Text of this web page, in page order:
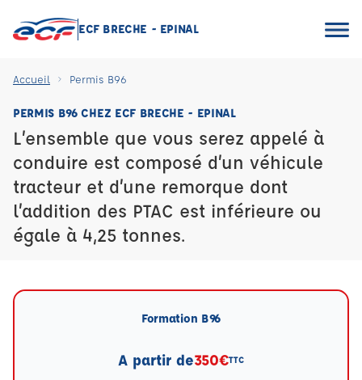
ECF BRECHE - EPINAL
Accueil Permis B96
PERMIS B96 CHEZ ECF BRECHE - EPINAL
L’ensemble que vous serez appelé à
conduire est composé d’un véhicule
tracteur et d’une remorque dont
l’addition des PTAC est inférieure ou
égale à 4,25 tonnes.
Formation B96
A partir de350€TTC